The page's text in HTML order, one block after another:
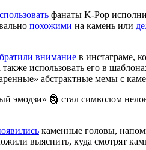
фанаты K-Pop
похожими на камень или
внимание в инстаграме,
использовать его в
абстрактные мемы с
каменные головы,
выяснить, куда смотрят